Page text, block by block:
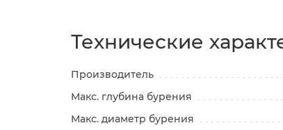
Технические
Производитель
Макс. глубина бурения
Макс. диаметр бурения